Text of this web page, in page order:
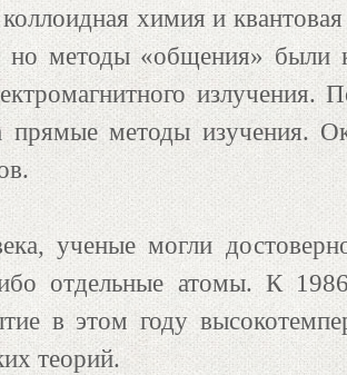
химия и
методы «общения» были
методы изучения.
ученые могли
отдельные атомы. К
в этом году
теорий.